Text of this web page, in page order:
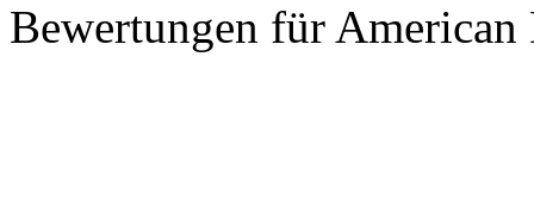
Bewertungen für